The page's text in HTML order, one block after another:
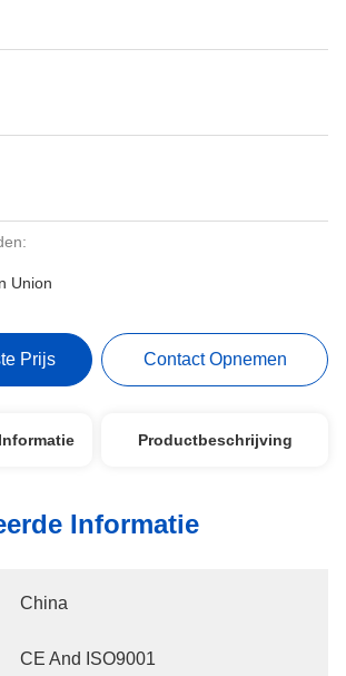
Union
Prijs Contact Opnemen
Productbeschrijving
Informatie
China
CE And ISO9001